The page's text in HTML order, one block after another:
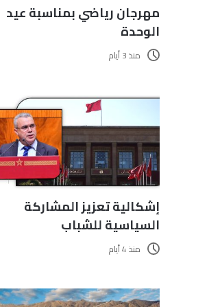
مهرجان رياضي بمناسبة عيد
الوحدة
منذ 3 أيام
إشكالية تعزيز المشاركة
السياسية للشباب
منذ 4 أيام